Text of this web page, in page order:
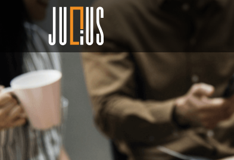
Miami
(+1) 786 845 6011
miami@julius2grow.com